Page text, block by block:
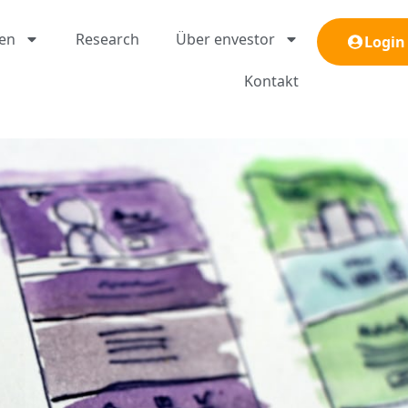
Research Über envestor
Kontakt
Login